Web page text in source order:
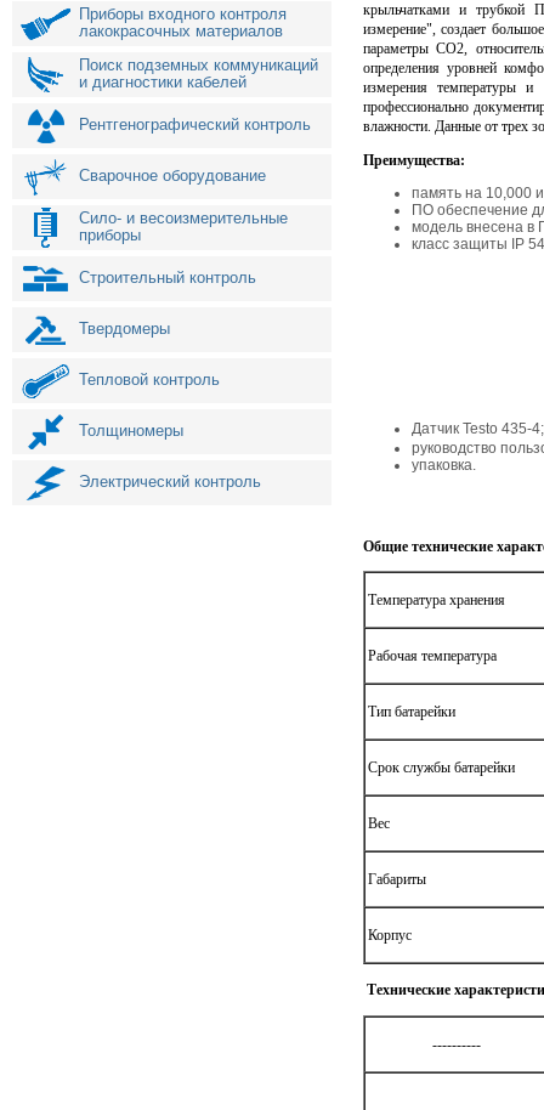
Приборы входного контроля
лакокрасочных материалов
Поиск подземных коммуникаций
и диагностики кабелей
Рентгенографический контроль
Сварочное оборудование
Сило- и весоизмерительные
приборы
Строительный контроль
Твердомеры
Тепловой контроль
Толщиномеры
Электрический контроль
крыльчатками и трубкой
измерение", создает
параметры CO2,
определения уровней
измерения температуры и
профессионально
влажности. Данные от трех
Преимущества:
память на 10,000
ПО обеспечение
модель внесена в
класс защиты IP
Датчик Testo 435-4;
руководство
упаковка.
Общие технические
Температура хранения
Рабочая температура
Тип батарейки
Срок службы батарейки
Вес
Габариты
Корпус
Технические
----------